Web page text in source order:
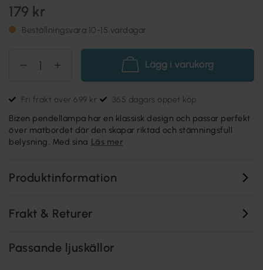
179 kr
Beställningsvara 10-15 vardagar
Lägg i varukorg
Fri frakt över 699 kr 365 dagars öppet köp
Bizen pendellampa har en klassisk design och passar perfekt
över matbordet där den skapar riktad och stämningsfull
belysning. Med sina Läs mer
Produktinformation
Frakt & Returer
Passande ljuskällor